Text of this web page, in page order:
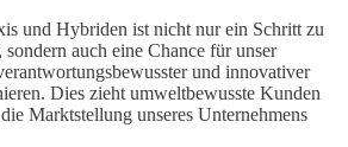
und Hybriden ist nicht nur ein Schritt zu
auch eine Chance für unser
und innovativer
Dies zieht umweltbewusste Kunden
Marktstellung unseres Unternehmens